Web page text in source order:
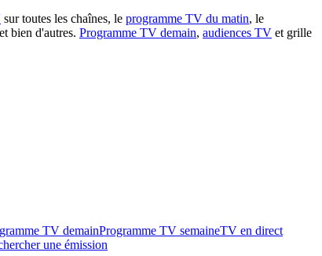
sur toutes les chaînes, le programme TV du matin, le
bien d'autres. Programme TV demain, audiences TV et grille
TV demainProgramme TV semaineTV en direct
une émission